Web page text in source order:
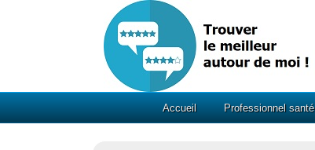
Accueil Professionnel santé